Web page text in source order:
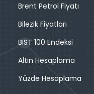
Brent Petrol Fiyatı
Bilezik Fiyatları
BIST 100 Endeksi
Altın Hesaplama
Yüzde Hesaplama